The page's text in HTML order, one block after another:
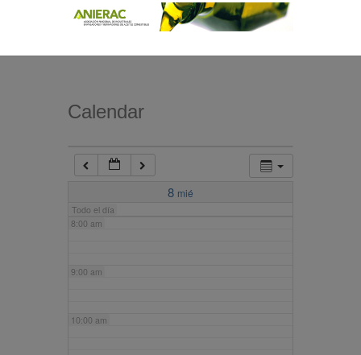
Calendar
8 mié
Todo el día
7:00 am
8:00 am
9:00 am
10:00 am